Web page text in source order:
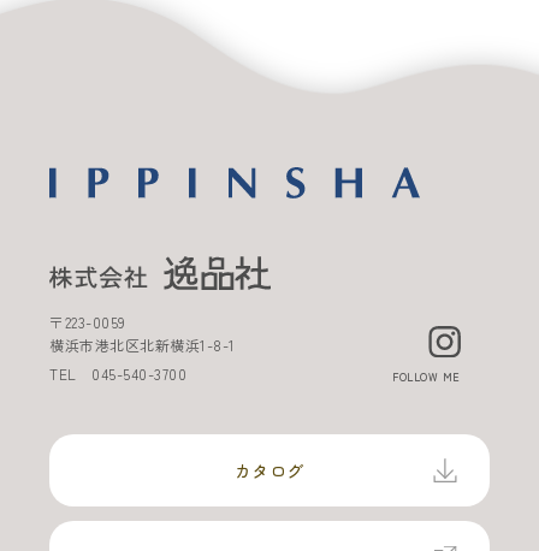
〒223-0059
横浜市港北区北新横浜1-8-1
TEL 045-540-3700 FOLLOW ME
カタログ